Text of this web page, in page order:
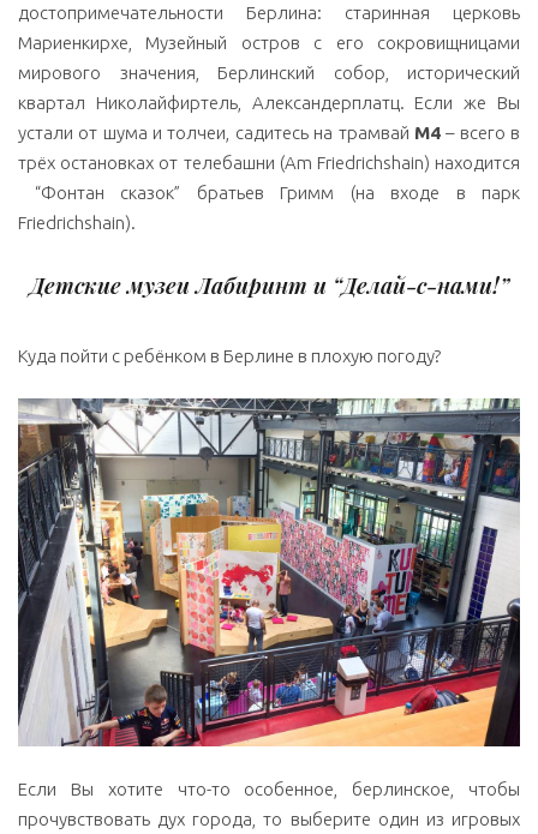
достопримечательности Берлина: старинная церковь
Мариенкирхе, Музейный остров с его сокровищницами
мирового значения, Берлинский собор, исторический
квартал Николайфиртель, Александерплатц. Если же Вы
устали от шума и толчеи, садитесь на трамвай M4– всего в
трёх остановках от телебашни (Am Friedrichshain) находится
“Фонтан сказок” братьев Гримм (на входе в парк
Friedrichshain).
Детские музеи Лабиринт и “Делай-с-нами!”
Куда пойти с ребёнком в Берлине в плохую погоду?
Если Вы хотите что-то особенное, берлинское, чтобы
прочувствовать дух города, то выберите один из игровых